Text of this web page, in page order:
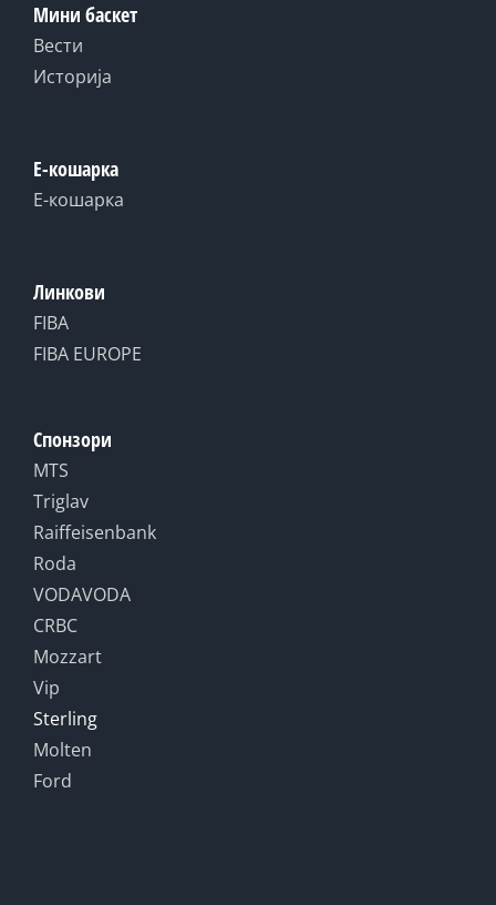
Мини баскет
Вести
Историја
Е-кошарка
Е-кошарка
Линкови
FIBA
FIBA EUROPE
Спонзори
MTS
Triglav
Raiffeisenbank
Roda
VODAVODA
CRBC
Mozzart
Vip
Sterling
Molten
Ford